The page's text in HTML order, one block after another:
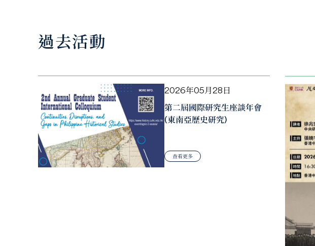
過去活動
2026年05月28日
第二屆國際研究生座談年會
(東南亞歷史研究)
查看更多